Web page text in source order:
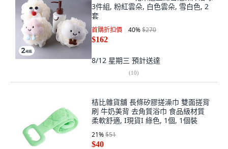
3件組, 粉紅雲朵, 白色雲朵, 雪白色, 2
套
首購折扣價 40%$270
$162
8/12 星期三 預計送達
(10)
桔比雜貨舖 長條矽膠搓澡巾 雙面搓背
刷 牛奶美背 去角質浴巾 食品級材質
柔軟舒適, I現貨I 綠色, 1個, 1個裝
21%$51
$40